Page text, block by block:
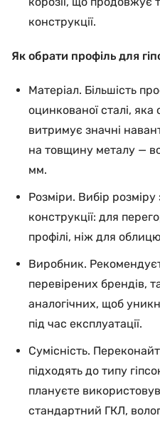
конструкції.
Як обрати профіль для
Матеріал. Більшість
оцинкованої сталі, яка
витримує значні
на товщину металу —
мм.
Розміри. Вибір
конструкції: для
профілі, ніж для
Виробник.
перевірених брендів,
аналогічних, щоб
під час експлуатації.
Сумісність.
підходять до типу
плануєте
стандартний ГКЛ,